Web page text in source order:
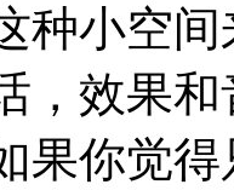
种小空
，效果
果你觉